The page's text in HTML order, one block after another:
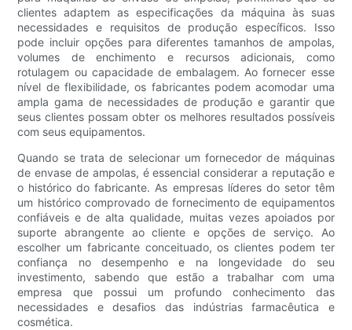
clientes adaptem as especificações da máquina às suas
necessidades e requisitos de produção específicos. Isso
pode incluir opções para diferentes tamanhos de ampolas,
volumes de enchimento e recursos adicionais, como
rotulagem ou capacidade de embalagem. Ao fornecer esse
nível de flexibilidade, os fabricantes podem acomodar uma
ampla gama de necessidades de produção e garantir que
seus clientes possam obter os melhores resultados possíveis
com seus equipamentos.
Quando se trata de selecionar um fornecedor de máquinas
de envase de ampolas, é essencial considerar a reputação e
o histórico do fabricante. As empresas líderes do setor têm
um histórico comprovado de fornecimento de equipamentos
confiáveis ​​e de alta qualidade, muitas vezes apoiados por
suporte abrangente ao cliente e opções de serviço. Ao
escolher um fabricante conceituado, os clientes podem ter
confiança no desempenho e na longevidade do seu
investimento, sabendo que estão a trabalhar com uma
empresa que possui um profundo conhecimento das
necessidades e desafios das indústrias farmacêutica e
cosmética.